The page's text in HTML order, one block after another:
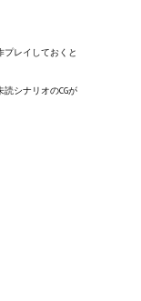
プレイしておくと
シナリオのCGが